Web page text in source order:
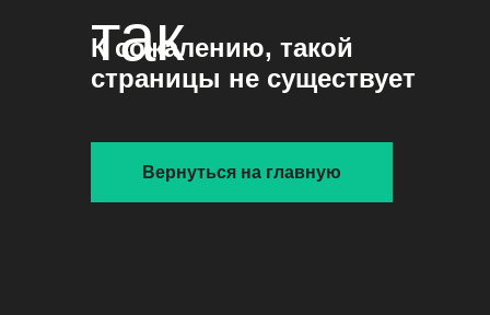
так
К сожалению, такой
страницы не существует
Вернуться на главную